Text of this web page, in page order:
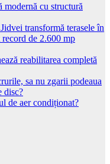
modernă cu structură
transformă terasele în
de 2.600 mp
reabilitarea completă
sa nu zgarii podeaua
disc?
de aer condiționat?